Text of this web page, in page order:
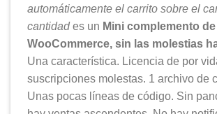
automáticamente el carrito sobre el
cantidades un Mini complemento de
WooCommerce, sin las molestias
Una característica. Licencia de por
suscripciones molestas. 1 archivo de
Unas pocas líneas de código. Sin